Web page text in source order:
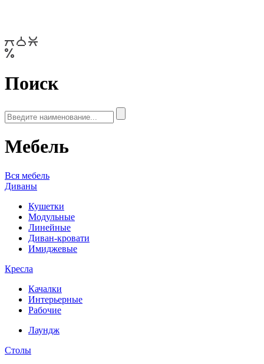
Поиск
Мебель
Вся мебель
Диваны
Кушетки
Модульные
Линейные
Диван-кровати
Имиджевые
Кресла
Качалки
Интерьерные
Рабочие
Лаундж
Столы